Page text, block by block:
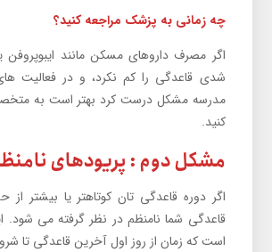
چه زمانی به پزشک مراجعه کنید؟
اگر مصرف داروهای مسکن مانند ایبوپروفن
شدی قاعدگی را کم نکرد، و در فعالیت
مدرسه مشکل درست کرد بهتر است به
کنید.
مشکل دوم : پریودهای
اگر دوره قاعدگی تان کوتاهتر یا بیشتر
قاعدگی شما نامنظم در نظر گرفته می شود.
است که زمان از روز اول آخرین قاعدگی تا